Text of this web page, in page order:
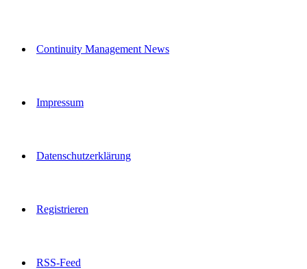
Continuity Management News
Impressum
Datenschutzerklärung
Registrieren
RSS-Feed